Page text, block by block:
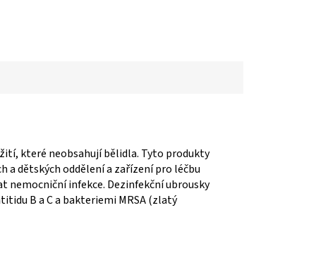
které neobsahují bělidla. Tyto produkty
a dětských oddělení a zařízení pro léčbu
nemocniční infekce. Dezinfekční ubrousky
B a C a bakteriemi MRSA (zlatý